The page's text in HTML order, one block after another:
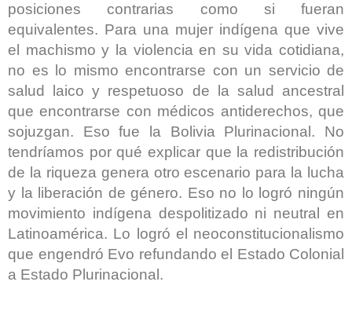
posiciones contrarias como si fueran
equivalentes. Para una mujer indígena que vive
el machismo y la violencia en su vida cotidiana,
no es lo mismo encontrarse con un servicio de
salud laico y respetuoso de la salud ancestral
que encontrarse con médicos antiderechos, que
sojuzgan. Eso fue la Bolivia Plurinacional. No
tendríamos por qué explicar que la redistribución
de la riqueza genera otro escenario para la lucha
y la liberación de género. Eso no lo logró ningún
movimiento indígena despolitizado ni neutral en
Latinoamérica. Lo logró el neoconstitucionalismo
que engendró Evo refundando el Estado Colonial
a Estado Plurinacional.